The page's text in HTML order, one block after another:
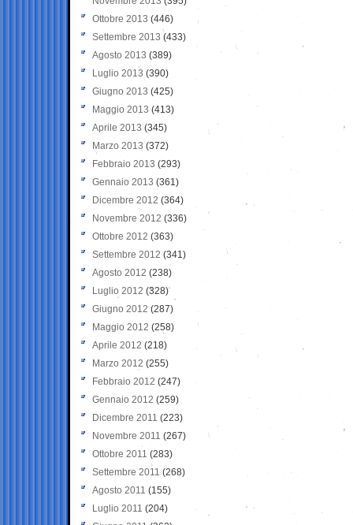
Ottobre 2013 (446)
Settembre 2013 (433)
Agosto 2013 (389)
Luglio 2013 (390)
Giugno 2013 (425)
Maggio 2013 (413)
Aprile 2013 (345)
Marzo 2013 (372)
Febbraio 2013 (293)
Gennaio 2013 (361)
Dicembre 2012 (364)
Novembre 2012 (336)
Ottobre 2012 (363)
Settembre 2012 (341)
Agosto 2012 (238)
Luglio 2012 (328)
Giugno 2012 (287)
Maggio 2012 (258)
Aprile 2012 (218)
Marzo 2012 (255)
Febbraio 2012 (247)
Gennaio 2012 (259)
Dicembre 2011 (223)
Novembre 2011 (267)
Ottobre 2011 (283)
Settembre 2011 (268)
Agosto 2011 (155)
Luglio 2011 (204)